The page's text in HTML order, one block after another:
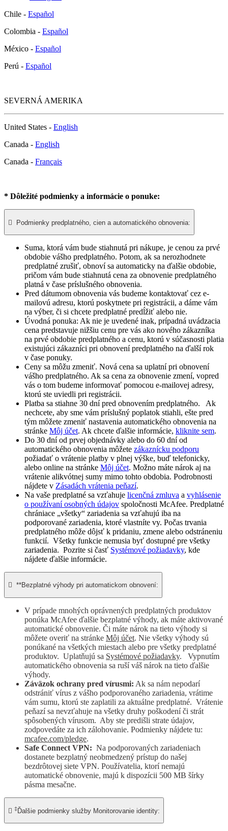
Chile - Español
Colombia - Español
México - Español
Perú - Español
SEVERNÁ AMERIKA
United States - English
Canada - English
Canada - Français
* Dôležité podmienky a informácie o ponuke:
 Podmienky predplatného, cien a automatického obnovenia:
Suma, ktorá vám bude stiahnutá pri nákupe, je cenou za prvé
obdobie vášho predplatného. Potom, ak sa nerozhodnete
predplatné zrušiť, obnoví sa automaticky na ďalšie obdobie,
pričom vám bude stiahnutá cena za obnovenie predplatného
platná v čase príslušného obnovenia.​
Pred dátumom obnovenia vás budeme kontaktovať cez e-
mailovú adresu, ktorú poskytnete pri registrácii, a dáme vám
na výber, či si chcete predplatné predĺžiť alebo nie.
Úvodná ponuka: Ak nie je uvedené inak, prípadná uvádzacia
cena predstavuje nižšiu cenu pre vás ako nového zákazníka
na prvé obdobie predplatného a cenu, ktorú v súčasnosti platia
existujúci zákazníci pri obnovení predplatného na ďalší rok
v čase ponuky.
Ceny sa môžu zmeniť. Nová cena sa uplatní pri obnovení
vášho predplatného. Ak sa cena za obnovenie zmení, vopred
vás o tom budeme informovať pomocou e-mailovej adresy,
ktorú ste uviedli pri registrácii.
Platba sa stiahne 30 dní pred obnovením predplatného. Ak
nechcete, aby sme vám príslušný poplatok stiahli, ešte pred
tým môžete zmeniť nastavenia automatického obnovenia na
stránke Môj účet. Ak chcete ďalšie informácie, kliknite sem.
Do 30 dní od prvej objednávky alebo do 60 dní od
automatického obnovenia môžete zákaznícku podporu
požiadať o vrátenie platby v plnej výške, buď telefonicky,
alebo online na stránke Môj účet. Možno máte nárok aj na
vrátenie alikvótnej sumy mimo tohto obdobia. Podrobnosti
nájdete v Zásadách vrátenia peňazí.
Na vaše predplatné sa vzťahuje licenčná zmluva a vyhlásenie
o používaní osobných údajov spoločnosti McAfee. Predplatné
chrániace „všetky“ zariadenia sa vzťahujú iba na
podporované zariadenia, ktoré vlastníte vy. Počas trvania
predplatného môže dôjsť k pridaniu, zmene alebo odstráneniu
funkcií. Všetky funkcie nemusia byť dostupné pre všetky
zariadenia. Pozrite si časť Systémové požiadavky, kde
nájdete ďalšie informácie.
 **Bezplatné výhody pri automatickom obnovení:
V prípade mnohých oprávnených predplatných produktov
ponúka McAfee ďalšie bezplatné výhody, ak máte aktivované
automatické obnovenie. Či máte nárok na tieto výhody si
môžete overiť na stránke Môj účet. Nie všetky výhody sú
ponúkané na všetkých miestach alebo pre všetky predplatné
produktov. Uplatňujú sa Systémové požiadavky. Vypnutím
automatického obnovenia sa ruší váš nárok na tieto ďalšie
výhody.
Záväzok ochrany pred vírusmi: Ak sa nám nepodarí
odstrániť vírus z vášho podporovaného zariadenia, vrátime
vám sumu, ktorú ste zaplatili za aktuálne predplatné. Vrátenie
peňazí sa nevzťahuje na všetky druhy poškodení či strát
spôsobených vírusom. Aby ste predišli strate údajov,
zodpovedáte za ich zálohovanie. Podmienky nájdete tu:
mcafee.com/pledge.
Safe Connect VPN: Na podporovaných zariadeniach
dostanete bezplatný neobmedzený prístup do našej
bezdrôtovej siete VPN. Používatelia, ktorí nemajú
automatické obnovenie, majú k dispozícii 500 MB šírky
pásma mesačne.
 ‡Ďalšie podmienky služby Monitorovanie identity: